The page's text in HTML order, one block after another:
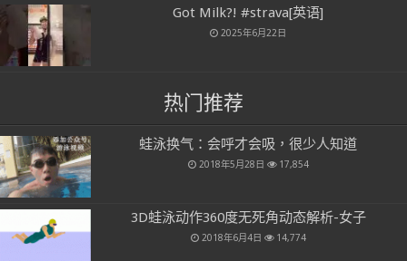
Got Milk?! #strava[英语]
2025年6月22日
热门推荐
蛙泳换气：会呼才会吸，很少人知道
2018年5月28日 17,854
3D蛙泳动作360度无死角动态解析-女子
2018年6月4日 14,774